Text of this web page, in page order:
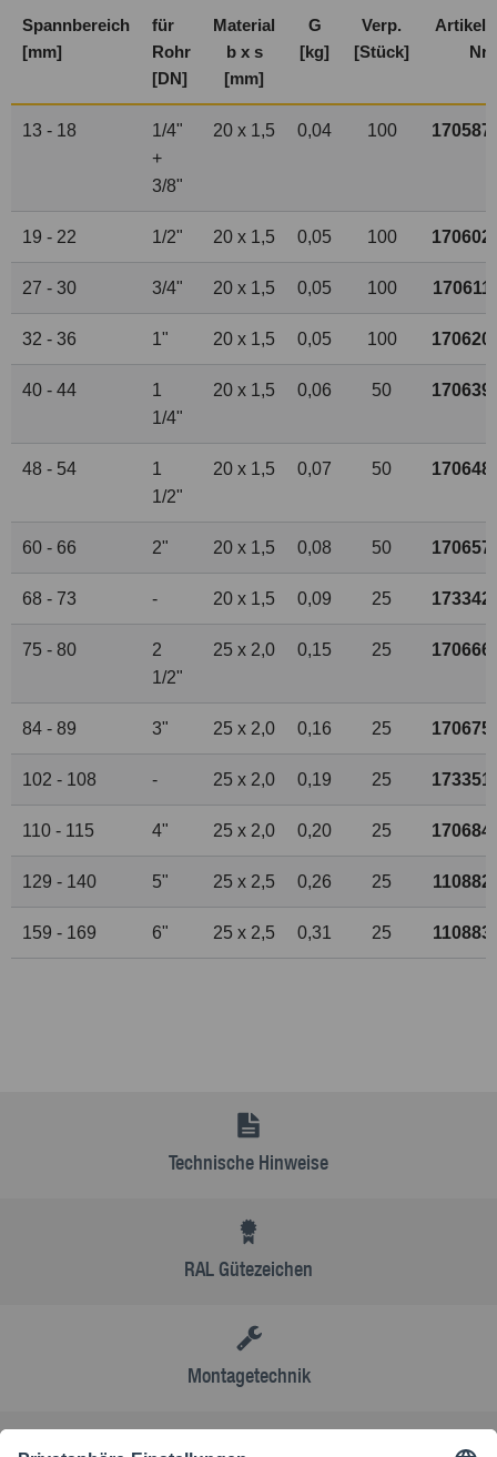
Spannbereich
[mm]
für
Rohr
[DN]
Material
b x s
[mm]
G
[kg]
Verp.
[Stück]
Artikel-
Nr.
13 - 18 1/4"
+
3/8"
20 x 1,5 0,04 100 170587
19 - 22 1/2" 20 x 1,5 0,05 100 170602
27 - 30 3/4" 20 x 1,5 0,05 100 170611
32 - 36 1" 20 x 1,5 0,05 100 170620
40 - 44
1
1/4"
20 x 1,5 0,06 50 170639
48 - 54
1
1/2"
20 x 1,5 0,07 50 170648
60 - 66 2" 20 x 1,5 0,08 50 170657
68 - 73 - 20 x 1,5 0,09 25 173342
75 - 80
2
1/2"
25 x 2,0 0,15 25 170666
84 - 89 3" 25 x 2,0 0,16 25 170675
102 - 108 - 25 x 2,0 0,19 25 173351
110 - 115 4" 25 x 2,0 0,20 25 170684
129 - 140 5" 25 x 2,5 0,26 25 110882
159 - 169 6" 25 x 2,5 0,31 25 110883
Technische Hinweise
RAL Gütezeichen
Montagetechnik